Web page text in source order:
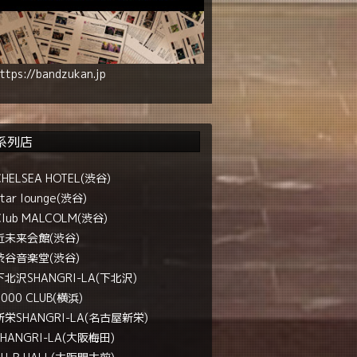
bandzukan.jp
列店
HOTEL(渋谷)
lounge(渋谷)
MALCOLM(渋谷)
未来会館(渋谷)
谷音楽堂(渋谷)
北沢SHANGRI-LA(下北沢)
CLUB(横浜)
栄SHANGRI-LA(名古屋新栄)
LA(大阪梅田)